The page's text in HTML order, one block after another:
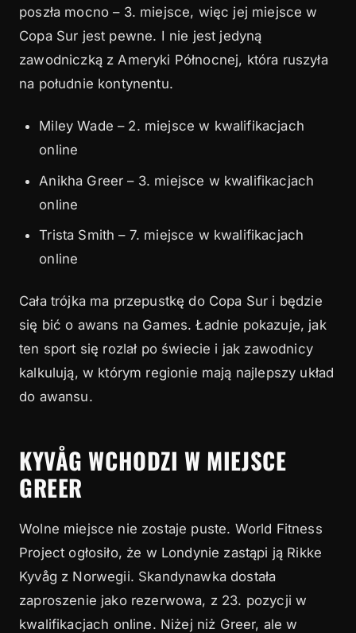
poszła mocno – 3. miejsce, więc jej miejsce w
Copa Sur jest pewne. I nie jest jedyną
zawodniczką z Ameryki Północnej, która ruszyła
na południe kontynentu.
Miley Wade – 2. miejsce w kwalifikacjach
online
Anikha Greer – 3. miejsce w kwalifikacjach
online
Trista Smith – 7. miejsce w kwalifikacjach
online
Cała trójka ma przepustkę do Copa Sur i będzie
się bić o awans na Games. Ładnie pokazuje, jak
ten sport się rozlał po świecie i jak zawodnicy
kalkulują, w którym regionie mają najlepszy układ
do awansu.
KYVÅG WCHODZI W MIEJSCE
GREER
Wolne miejsce nie zostaje puste. World Fitness
Project ogłosiło, że w Londynie zastąpi ją Rikke
Kyvåg z Norwegii. Skandynawka dostała
zaproszenie jako rezerwowa, z 23. pozycji w
kwalifikacjach online. Niżej niż Greer, ale w